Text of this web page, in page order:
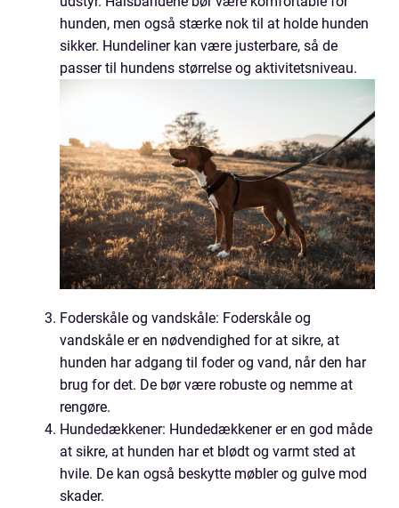
hunden, men også stærke nok til at holde hunden
sikker. Hundeliner kan være justerbare, så de
passer til hundens størrelse og aktivitetsniveau.
Foderskåle og vandskåle: Foderskåle og
vandskåle er en nødvendighed for at sikre, at
hunden har adgang til foder og vand, når den har
brug for det. De bør være robuste og nemme at
rengøre.
Hundedækkener: Hundedækkener er en god måde
at sikre, at hunden har et blødt og varmt sted at
hvile. De kan også beskytte møbler og gulve mod
skader.